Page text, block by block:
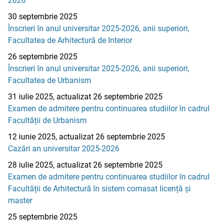
30 septembrie 2025
Înscrieri în anul universitar 2025-2026, anii superiori,
Facultatea de Arhitectură de Interior
26 septembrie 2025
Înscrieri în anul universitar 2025-2026, anii superiori,
Facultatea de Urbanism
31 iulie 2025, actualizat 26 septembrie 2025
Examen de admitere pentru continuarea studiilor în cadrul
Facultății de Urbanism
12 iunie 2025, actualizat 26 septembrie 2025
Cazări an universitar 2025-2026
28 iulie 2025, actualizat 26 septembrie 2025
Examen de admitere pentru continuarea studiilor în cadrul
Facultății de Arhitectură în sistem comasat licență și
master
25 septembrie 2025